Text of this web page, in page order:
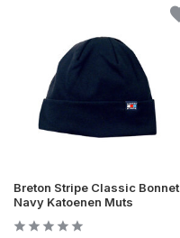
Breton Stripe Classic Bonnet
Navy Katoenen Muts